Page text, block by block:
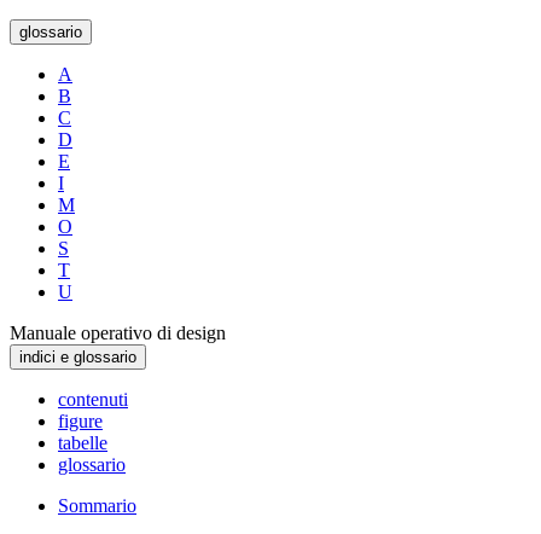
glossario
A
B
C
D
E
I
M
O
S
T
U
Manuale operativo di design
indici e glossario
contenuti
figure
tabelle
glossario
Sommario